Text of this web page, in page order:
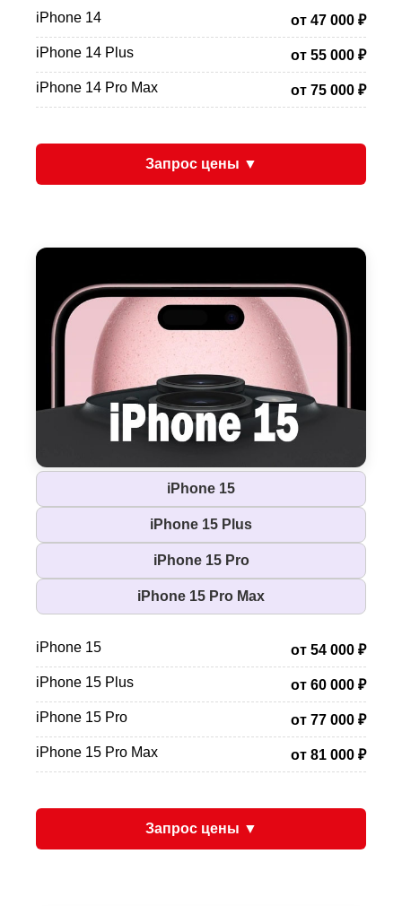
iPhone 14 от 47 000 ₽
iPhone 14 Plus от 55 000 ₽
iPhone 14 Pro Max от 75 000 ₽
Запрос цены ▼
iPhone 15
iPhone 15 Plus
iPhone 15 Pro
iPhone 15 Pro Max
iPhone 15 от 54 000 ₽
iPhone 15 Plus от 60 000 ₽
iPhone 15 Pro от 77 000 ₽
iPhone 15 Pro Max от 81 000 ₽
Запрос цены ▼